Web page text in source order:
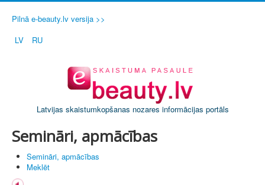
Pilnā e-beauty.lv versija >>
LV
RU
Latvijas skaistumkopšanas nozares informācijas portāls
Semināri, apmācības
Semināri, apmācības
Meklēt